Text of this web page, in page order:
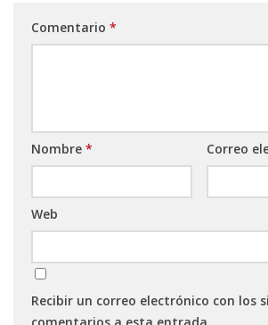
Comentario *
Nombre * Correo
Web
Recibir un correo electrónico con los